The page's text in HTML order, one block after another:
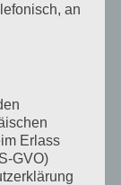
Bissen in
wie es
mich der
an
Erlass
GVO)